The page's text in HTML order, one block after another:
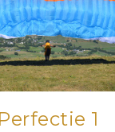
Perfectie 1